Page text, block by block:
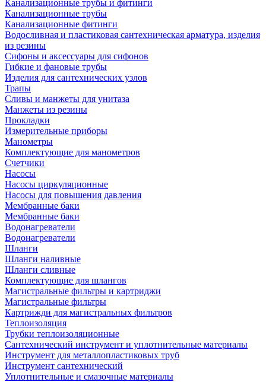
Канализационные трубы и фитинги
Канализационные трубы
Канализационные фитинги
Водосливная и пластиковая сантехническая арматура, изделия
из резины
Сифоны и аксессуары для сифонов
Гибкие и фановые трубы
Изделия для сантехнических узлов
Трапы
Сливы и манжеты для унитаза
Манжеты из резины
Прокладки
Измерительные приборы
Манометры
Комплектующие для манометров
Счетчики
Насосы
Насосы циркуляционные
Насосы для повышения давления
Мембранные баки
Мембранные баки
Водонагреватели
Водонагреватели
Шланги
Шланги наливные
Шланги сливные
Комплектующие для шлангов
Магистральные фильтры и картриджи
Магистральные фильтры
Картрижди для магистральных фильтров
Теплоизоляция
Трубки теплоизоляционные
Сантехнический инструмент и уплотнительные материалы
Инструмент для металлопластиковых труб
Инструмент сантехнический
Уплотнительные и смазочные материалы